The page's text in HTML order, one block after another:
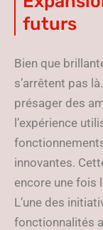
futurs
Bien que
s’arrêtent pas
présager des
l’expérience
innovantes.
encore une fois
L’une des
fonctionnalités